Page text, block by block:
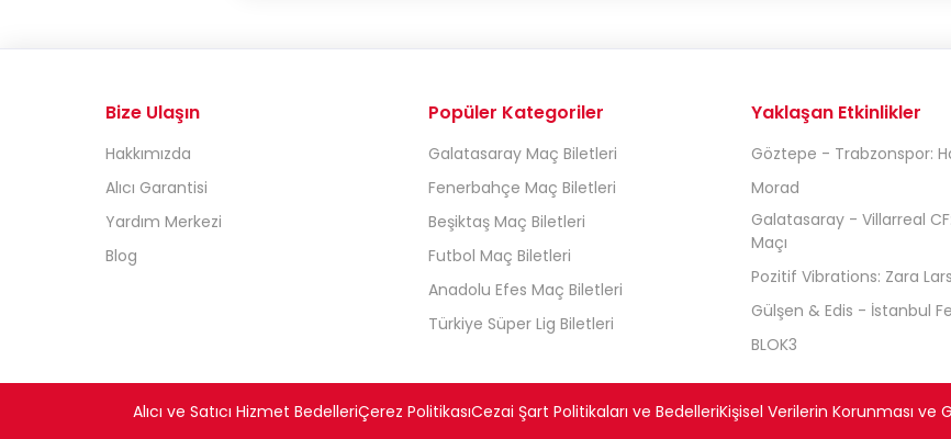
Bize Ulaşın
Hakkımızda
Alıcı Garantisi
Yardım Merkezi
Blog
Popüler Kategoriler
Galatasaray Maç Biletleri
Fenerbahçe Maç Biletleri
Beşiktaş Maç Biletleri
Futbol Maç Biletleri
Anadolu Efes Maç Biletleri
Türkiye Süper Lig Biletleri
Yaklaşan Etkinlikler
Göztepe - Trabzonspor:
Morad
Galatasaray - Villarreal CF:
Maçı
Pozitif Vibrations: Zara
Gülşen & Edis - İstanbul
BLOK3
Alıcı ve Satıcı Hizmet BedelleriÇerez PolitikasıCezai Şart Politikaları ve BedelleriKişisel Verilerin Korunması ve